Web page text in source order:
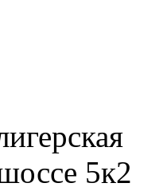
5к2